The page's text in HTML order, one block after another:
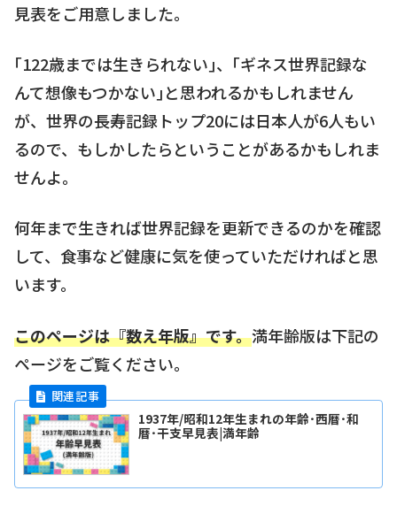
見表をご用意しました。
｢122歳までは生きられない｣、｢ギネス世界記録な
んて想像もつかない｣と思われるかもしれません
が、世界の長寿記録トップ20には日本人が6人もい
るので、もしかしたらということがあるかもしれま
せんよ。
何年まで生きれば世界記録を更新できるのかを確認
して、食事など健康に気を使っていただければと思
います。
このページは『数え年版』です。満年齢版は下記の
ページをご覧ください。
1937年/昭和12年生まれの年齢･西暦･和
暦･干支早見表|満年齢